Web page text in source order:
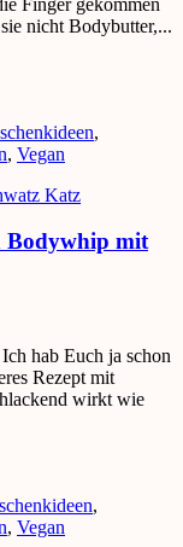
nicht Bodybutter,...
,
, Vegan
Bodywhip mit
hab Euch ja schon
Rezept mit
wirkt wie
,
, Vegan